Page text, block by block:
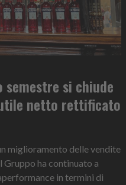
si chiude
netto rettificato
miglioramento delle vendite
Gruppo ha continuato a
in termini di